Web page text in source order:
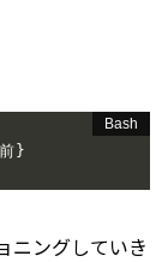
}
ニングしていき